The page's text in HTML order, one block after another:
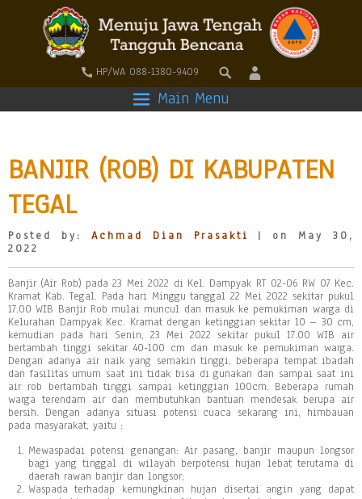
HP/WA 088-1380-9409
Main Menu
BANJIR (ROB) DI KABUPATEN
TEGAL
Posted by: Achmad Dian Prasakti
| on May 30,
2022
Banjir (Air Rob) pada 23 Mei 2022 di Kel. Dampyak RT 02-06 RW 07 Kec.
Kramat Kab. Tegal. Pada hari Minggu tanggal 22 Mei 2022 sekitar pukul
17.00 WIB Banjir Rob mulai muncul dan masuk ke pemukiman warga di
Kelurahan Dampyak Kec. Kramat dengan ketinggian sekitar 10 – 30 cm,
kemudian pada hari Senin, 23 Mei 2022 sekitar pukul 17.00 WIB air
bertambah tinggi sekitar 40-100 cm dan masuk ke pemukiman warga.
Dengan adanya air naik yang semakin tinggi, beberapa tempat ibadah
dan fasilitas umum saat ini tidak bisa di gunakan dan sampai saat ini
air rob bertambah tinggi sampai ketinggian 100cm. Beberapa rumah
warga terendam air dan membutuhkan bantuan mendesak berupa air
bersih. Dengan adanya situasi potensi cuaca sekarang ini, himbauan
pada masyarakat, yaitu :
Mewaspadai potensi genangan: Air pasang, banjir maupun longsor
bagi yang tinggal di wilayah berpotensi hujan lebat terutama di
daerah rawan banjir dan longsor;
Waspada terhadap kemungkinan hujan disertai angin yang dapat